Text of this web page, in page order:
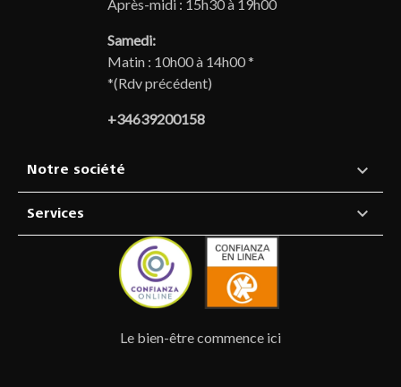
Après-midi : 15h30 à 19h00
Samedi:
Matin : 10h00 à 14h00 *
*(Rdv précédent)
+34639200158
Notre société 
Services 
Le bien-être commence ici